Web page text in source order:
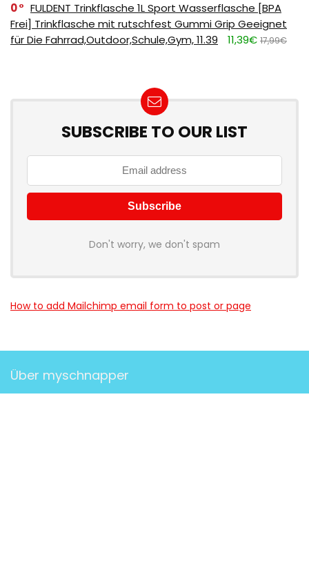
0
FULDENT Trinkflasche 1L Sport Wasserflasche [BPA
Frei] Trinkflasche mit rutschfest Gummi Grip Geeignet
für Die Fahrrad,Outdoor,Schule,Gym, 11.39
11,39€ 17,99€
SUBSCRIBE TO OUR LIST
Don't worry, we don't spam
How to add Mailchimp email form to post or page
Über myschnapper